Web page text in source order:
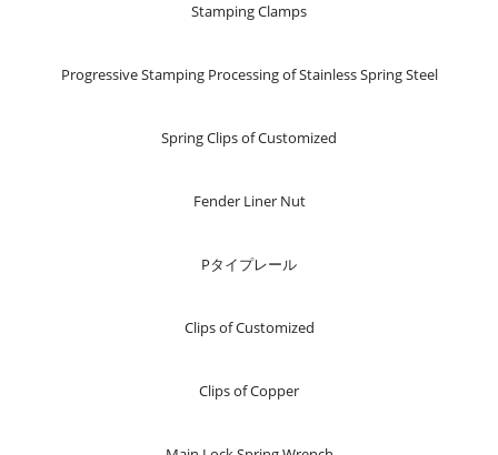
Stamping Clamps
Progressive Stamping Processing of Stainless Spring Steel
Spring Clips of Customized
Fender Liner Nut
Pタイプレール
Clips of Customized
Clips of Copper